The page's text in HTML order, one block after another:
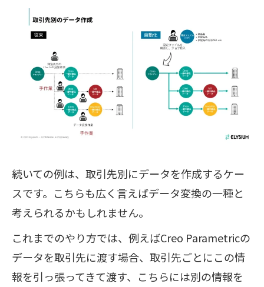
続いての例は、取引先別にデータを作成するケー
スです。こちらも広く言えばデータ変換の一種と
考えられるかもしれません。
これまでのやり方では、例えばCreo Parametricの
データを取引先に渡す場合、取引先ごとにこの情
報を引っ張ってきて渡す、こちらには別の情報を